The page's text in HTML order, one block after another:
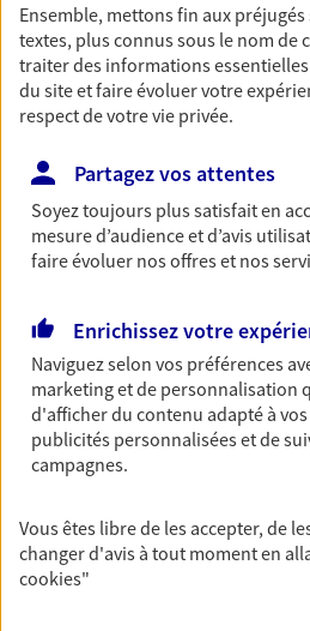
Accompagner les
professionnels et
entreprises
bâtissons ensemble des
protéger votre activité, vos
vous-même et votre famille.
Achat immobilier, installation,
Autant de moments de vie qui
d'assurance et d'épargne.
cohérent avec vos besoins
Vous aider à
épargne
Ensemble, mettons fin aux
textes, plus connus sous le nom de
traiter des informations
du site et faire évoluer votre
respect de votre vie privée.
Partagez vos attentes
Soyez toujours plus satisfait en
mesure d’audience et d’avis
faire évoluer nos offres et nos
Enrichissez votre
Naviguez selon vos préférences
marketing et de personnalisation
d'afficher du contenu adapté à
publicités personnalisées et de
campagnes.
Vous êtes libre de les accepter, de
changer d'avis à tout moment en
cookies"